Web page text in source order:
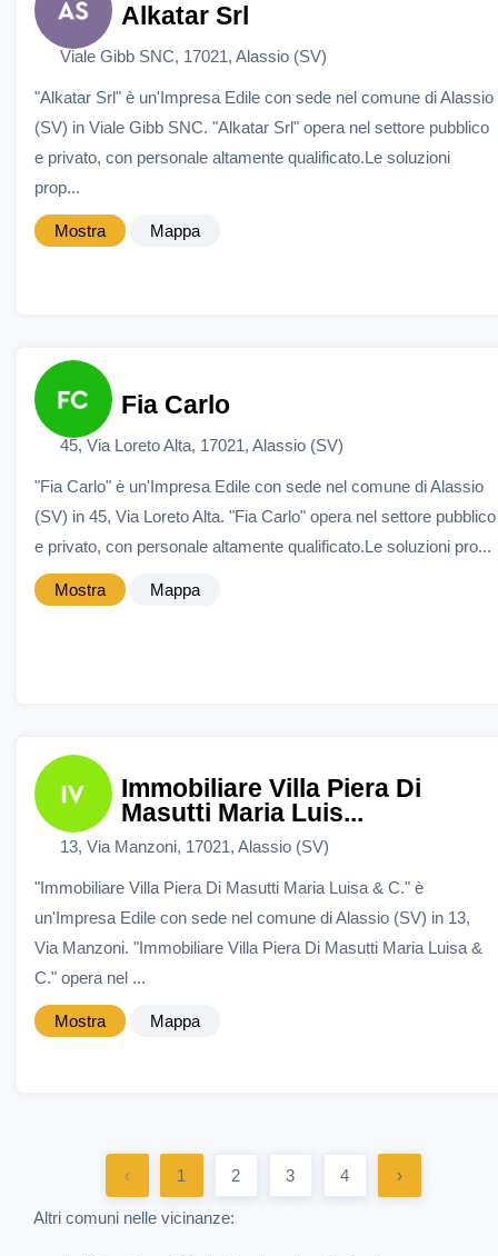
Alkatar Srl
Viale Gibb SNC, 17021, Alassio (SV)
"Alkatar Srl" è un'Impresa Edile con sede nel comune di Alassio
(SV) in Viale Gibb SNC. "Alkatar Srl" opera nel settore pubblico
e privato, con personale altamente qualificato.Le soluzioni
prop...
Mostra Mappa
Fia Carlo
45, Via Loreto Alta, 17021, Alassio (SV)
"Fia Carlo" è un'Impresa Edile con sede nel comune di Alassio
(SV) in 45, Via Loreto Alta. "Fia Carlo" opera nel settore pubblico
e privato, con personale altamente qualificato.Le soluzioni pro...
Mostra Mappa
Immobiliare Villa Piera Di
Masutti Maria Luis...
13, Via Manzoni, 17021, Alassio (SV)
"Immobiliare Villa Piera Di Masutti Maria Luisa & C." è
un'Impresa Edile con sede nel comune di Alassio (SV) in 13,
Via Manzoni. "Immobiliare Villa Piera Di Masutti Maria Luisa &
C." opera nel ...
Mostra Mappa
‹ 1 2 3 4 ›
Altri comuni nelle vicinanze: